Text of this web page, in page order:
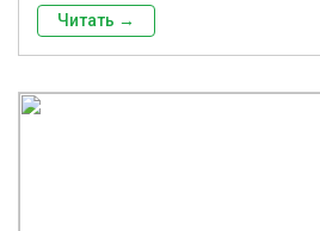
Читать →